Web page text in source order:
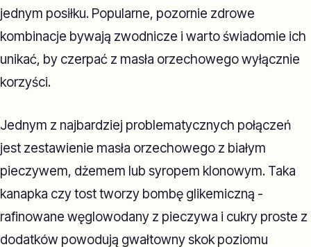
jednym posiłku. Popularne, pozornie zdrowe
kombinacje bywają zwodnicze i warto świadomie ich
unikać, by czerpać z masła orzechowego wyłącznie
korzyści.
Jednym z najbardziej problematycznych połączeń
jest zestawienie masła orzechowego z białym
pieczywem, dżemem lub syropem klonowym. Taka
kanapka czy tost tworzy bombę glikemiczną -
rafinowane węglowodany z pieczywa i cukry proste z
dodatków powodują gwałtowny skok poziomu